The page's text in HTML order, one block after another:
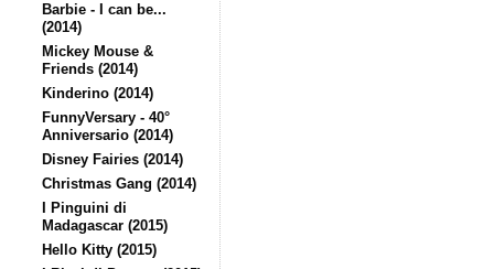
Barbie - I can be...
(2014)
Mickey Mouse &
Friends (2014)
Kinderino (2014)
FunnyVersary - 40°
Anniversario (2014)
Disney Fairies (2014)
Christmas Gang (2014)
I Pinguini di
Madagascar (2015)
Hello Kitty (2015)